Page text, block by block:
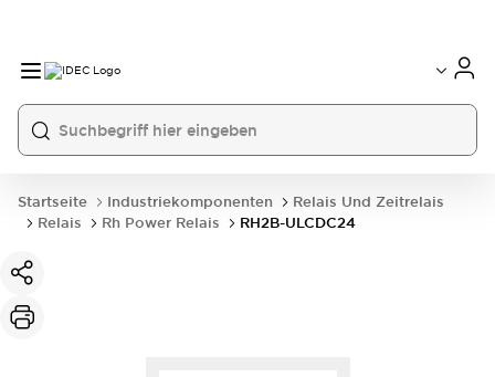
Startseite Industriekomponenten
Relais Und Zeitrelais
Relais
Rh Power Relais RH2B-ULCDC24